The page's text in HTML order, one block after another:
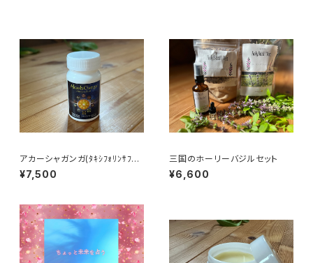
アカーシャガンガ(ﾀｷｼﾌｫﾘﾝｻﾌﾟﾘ
ﾒﾝﾄ)送料込
¥7,500
三国のホーリーバジルセット
¥6,600